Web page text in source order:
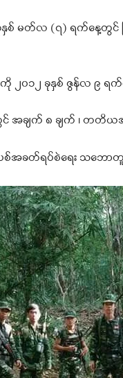
မတ်လ (၇) ရက်နေ့တွင်
ားကို ၂၀၁၂ ခုနှစ် ဇွန်လ
အချက် ၈ ချက် ၊ တတိ
င် အပစ်အခတ်ရပ်စဲရေး သ